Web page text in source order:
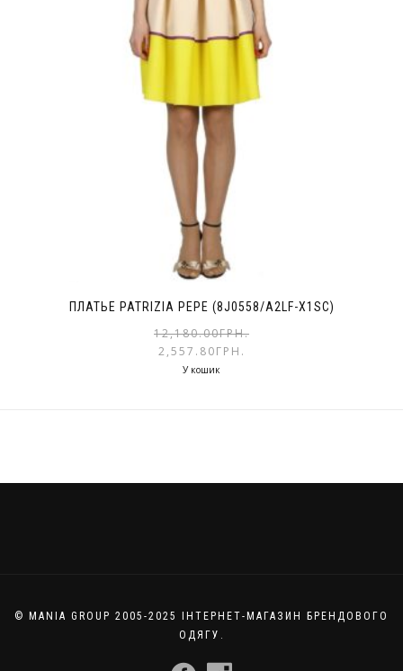
ПЛАТЬЕ PATRIZIA PEPE (8J0558/A2LF-X1SC)
12,180.00ГРН.
2,557.80ГРН.
У кошик
© MANIA GROUP 2005-2025 ІНТЕРНЕТ-МАГАЗИН БРЕНДОВОГО
ОДЯГУ.